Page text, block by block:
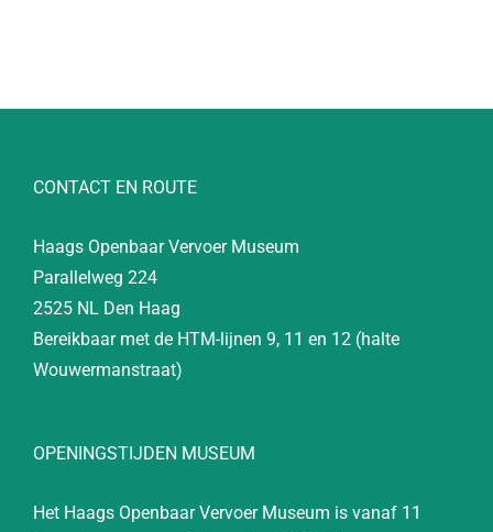
CONTACT EN ROUTE
Haags Openbaar Vervoer Museum
Parallelweg 224
2525 NL Den Haag
Bereikbaar met de HTM-lijnen 9, 11 en 12 (halte
Wouwermanstraat)
OPENINGSTIJDEN MUSEUM
Het Haags Openbaar Vervoer Museum is vanaf 11